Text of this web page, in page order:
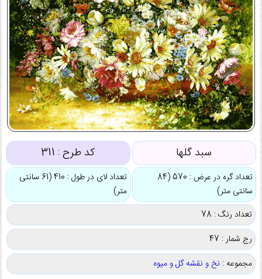
سبد گلها کد طرح : 311
تعداد گره در عرض : 570 (84
سانتی متر)
تعداد لای در طول : 410 (61 سانتی
متر)
تعداد رنگ : 78
رج شمار : 47
مجموعه : نخ و نقشه گل و میوه